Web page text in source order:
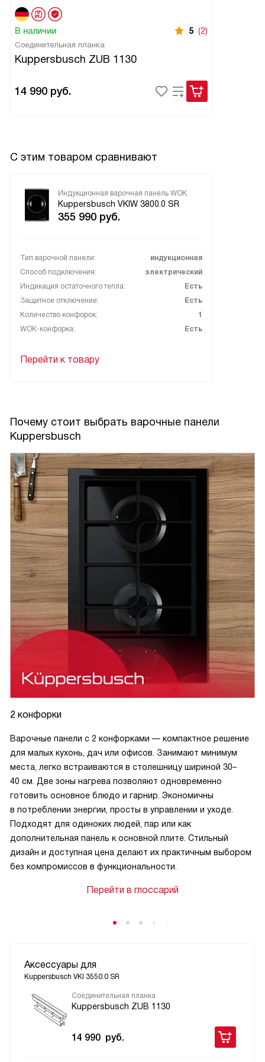
В общем, я просто в восторге от этой панели! Она не
только упрощает процесс приготовления пищи, но и
делает его более безопасным и комфортным. Каждый раз,
когда я готовлю на ней, я чувствую себя настоящим шеф-
В наличии 5 (2)
Соединительная планка
Kuppersbusch ZUB 1130
14 990 руб.
С этим товаром сравнивают
Индукционная варочная панель WOK
Kuppersbusch VKIW 3800.0 SR
355 990 руб.
Тип варочной панели:
индукционная
Способ подключения:
электрический
Индикация остаточного тепла:
Есть
Защитное отключение:
Есть
Количество конфорок:
1
WOK-конфорка:
Есть
Перейти к товару
Почему стоит выбрать варочные панели
Kuppersbusch
2 конфорки
Варочные панели с 2 конфорками — компактное решение
для малых кухонь, дач или офисов. Занимают минимум
места, легко встраиваются в столешницу шириной 30–
40 см. Две зоны нагрева позволяют одновременно
готовить основное блюдо и гарнир. Экономичны
в потреблении энергии, просты в управлении и уходе.
Подходят для одиноких людей, пар или как
дополнительная панель к основной плите. Стильный
дизайн и доступная цена делают их практичным выбором
без компромиссов в функциональности.
Перейти в глоссарий
Аксессуары для
Kuppersbusch VKI 3550.0 SR
Соединительная планка
Kuppersbusch ZUB 1130
14 990 руб.